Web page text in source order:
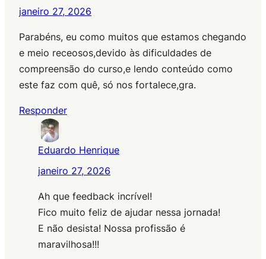
janeiro 27, 2026
Parabéns, eu como muitos que estamos chegando
e meio receosos,devido às dificuldades de
compreensão do curso,e lendo conteúdo como
este faz com quê, só nos fortalece,gra.
Responder
Eduardo Henrique
janeiro 27, 2026
Ah que feedback incrível!
Fico muito feliz de ajudar nessa jornada!
E não desista! Nossa profissão é
maravilhosa!!!